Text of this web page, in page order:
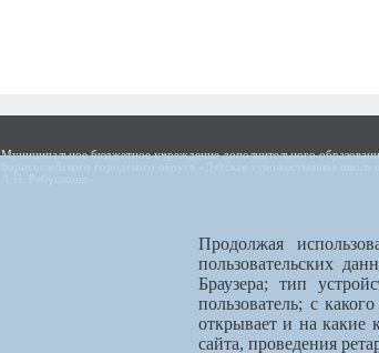
Муниципальное бюджетное учреждение дополнительного
Продолжая
пользовательских
Браузера; тип
пользователь; с
открывает и на какие
сайта, проведения